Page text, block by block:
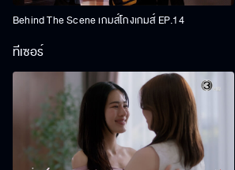
Behind The Scene เกมส์โกงเกมส์ EP.14
ทีเซอร์